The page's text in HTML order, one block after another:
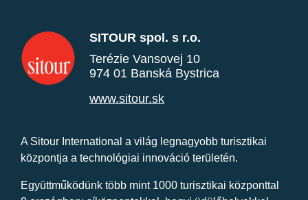
SITOUR spol. s r.o.
Terézie Vansovej 10
974 01 Banská Bystrica
www.sitour.sk
A Sitour International a világ legnagyobb turisztikai
központja a technológiai innováció területén.
Együttműködünk több mint 1000 turisztikai központtal